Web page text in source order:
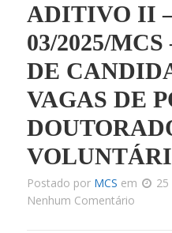
ADITIVO II
03/2025/
DE
VAGAS DE
Postado por MCS em
Nenhum Comentário